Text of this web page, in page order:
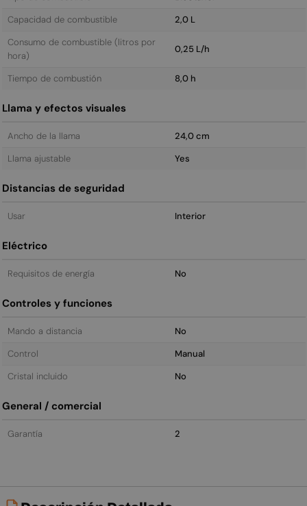
Capacidad de combustible
2,0 L
Consumo de combustible (litros por
hora)
0,25 L/h
Tiempo de combustión 8,0 h
Llama y efectos visuales
Ancho de la llama
24,0 cm
Llama ajustable
Yes
Distancias de seguridad
Usar Interior
Eléctrico
Requisitos de energía No
Controles y funciones
Mando a distancia
No
Control
Manual
Cristal incluido
No
General / comercial
Garantía 2